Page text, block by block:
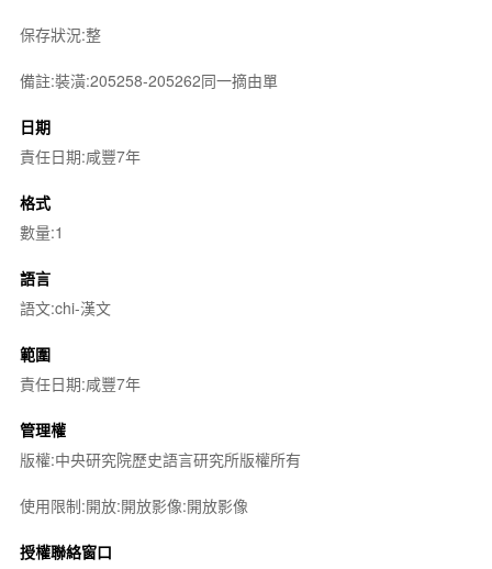
保存狀況:整
備註:裝潢:205258-205262同一摘由單
日期
責任日期:咸豐7年
格式
數量:1
語言
語文:chi-漢文
範圍
責任日期:咸豐7年
管理權
版權:中央研究院歷史語言研究所版權所有
使用限制:開放:開放影像:開放影像
授權聯絡窗口